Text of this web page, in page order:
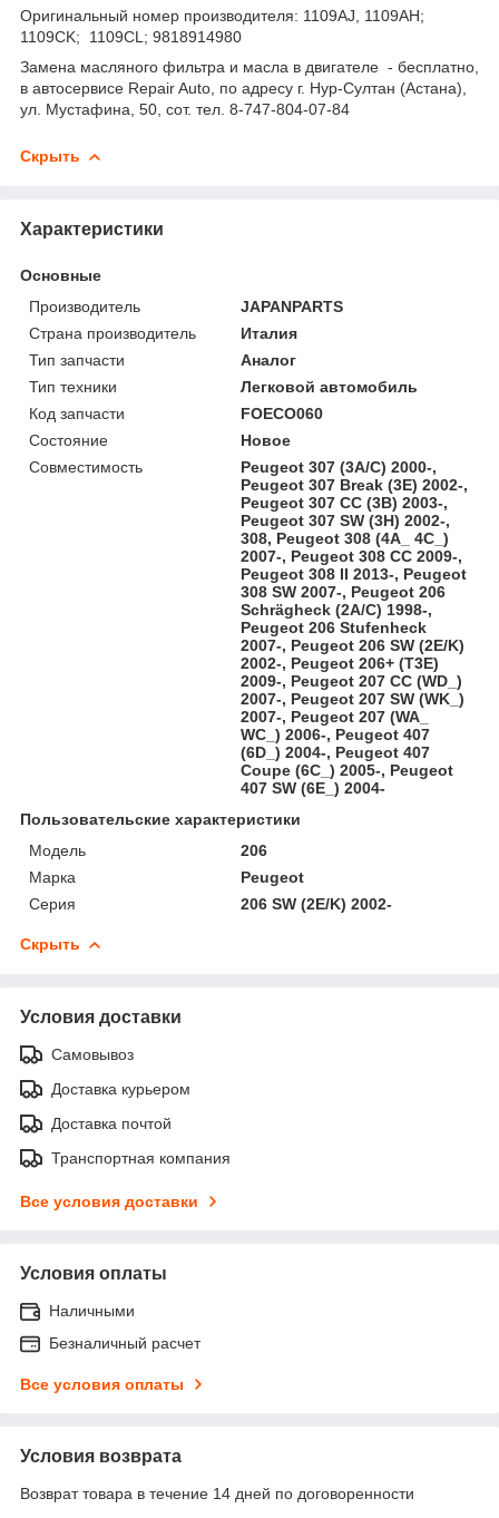
Оригинальный номер производителя: 1109AJ, 1109AH;
1109CK; 1109CL; 9818914980
Замена масляного фильтра и масла в двигателе - бесплатно,
в автосервисе Repair Auto, по адресу г. Нур-Султан (Астана),
ул. Мустафина, 50, сот. тел. 8-747-804-07-84
Скрыть
Характеристики
Основные
Производитель
JAPANPARTS
Страна производитель
Италия
Тип запчасти
Аналог
Тип техники
Легковой автомобиль
Код запчасти
FOECO060
Состояние
Новое
Совместимость
Peugeot 307 (3A/C) 2000-,
Peugeot 307 Break (3E) 2002-,
Peugeot 307 CC (3B) 2003-,
Peugeot 307 SW (3H) 2002-,
308, Peugeot 308 (4A_ 4C_)
2007-, Peugeot 308 CC 2009-,
Peugeot 308 II 2013-, Peugeot
308 SW 2007-, Peugeot 206
Schrägheck (2A/C) 1998-,
Peugeot 206 Stufenheck
2007-, Peugeot 206 SW (2E/K)
2002-, Peugeot 206+ (T3E)
2009-, Peugeot 207 CC (WD_)
2007-, Peugeot 207 SW (WK_)
2007-, Peugeot 207 (WA_
WC_) 2006-, Peugeot 407
(6D_) 2004-, Peugeot 407
Coupe (6C_) 2005-, Peugeot
407 SW (6E_) 2004-
Пользовательские характеристики
Модель
206
Марка
Peugeot
Серия
206 SW (2E/K) 2002-
Скрыть
Условия доставки
Самовывоз
Доставка курьером
Доставка почтой
Транспортная компания
Все условия доставки
Условия оплаты
Наличными
Безналичный расчет
Все условия оплаты
Условия возврата
Возврат товара в течение 14 дней по договоренности